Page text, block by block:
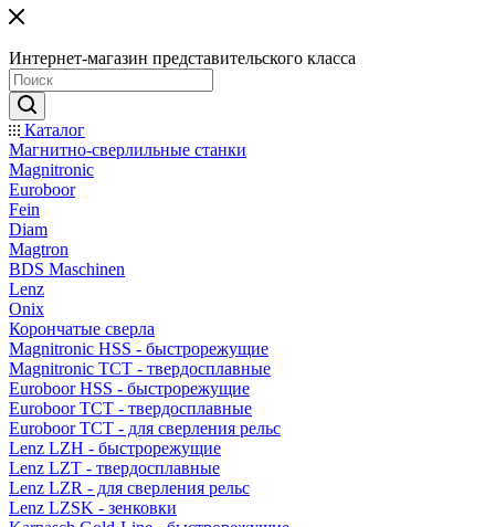
Интернет-магазин представительского класса
Каталог
Магнитно-сверлильные станки
Magnitronic
Euroboor
Fein
Diam
Magtron
BDS Maschinen
Lenz
Onix
Корончатые сверла
Magnitronic HSS - быстрорежущие
Magnitronic TCT - твердосплавные
Euroboor HSS - быстрорежущие
Euroboor TCT - твердосплавные
Euroboor TCT - для сверления рельс
Lenz LZH - быстрорежущие
Lenz LZT - твердосплавные
Lenz LZR - для сверления рельс
Lenz LZSK - зенковки